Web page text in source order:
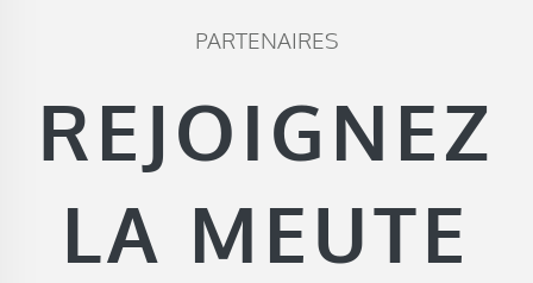
PARTENAIRES
REJOIGNEZ
LA MEUTE